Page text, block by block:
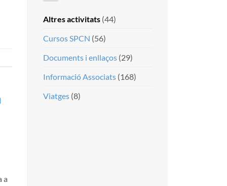
a
Altres activitats(44)
Cursos SPCN (56)
Documents i enllaços(29)
Informació Associats(168)
Viatges(8)